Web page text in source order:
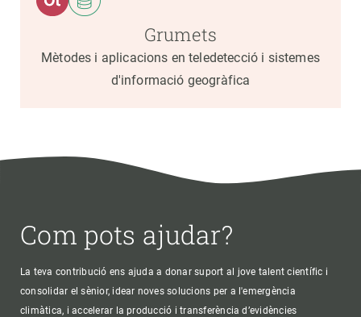
Grumets
Mètodes i aplicacions en teledetecció i sistemes
d'informació geogràfica
Com pots ajudar?
La teva contribució ens ajuda a donar suport al jove talent científic i
consolidar el sènior, idear noves solucions per a l'emergència
climàtica, i accelerar la producció i transferència d’evidències